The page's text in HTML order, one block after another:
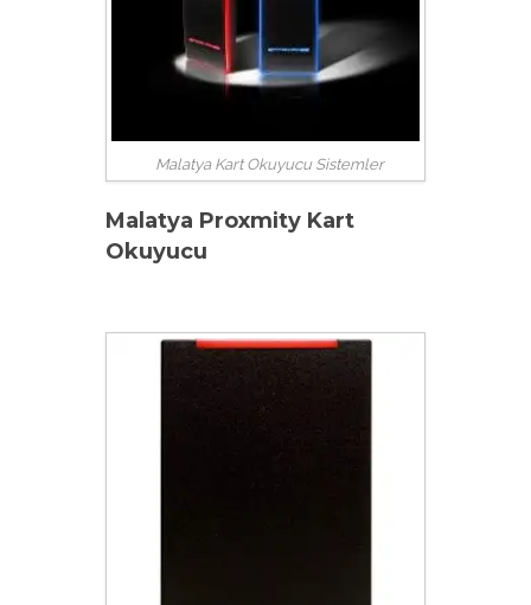
Malatya Kart Okuyucu Sistemler
Malatya Proxmity Kart
Okuyucu